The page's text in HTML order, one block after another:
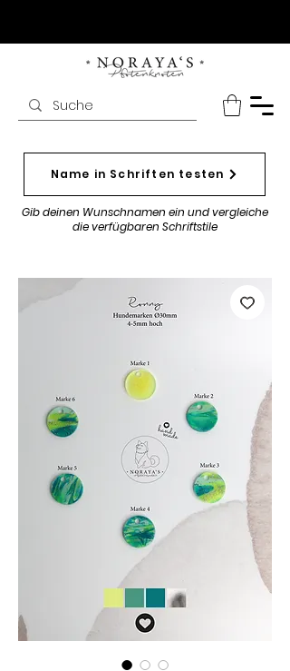
Name in Schriften testen
Gib deinen Wunschnamen ein und vergleiche
die verfügbaren Schriftstile